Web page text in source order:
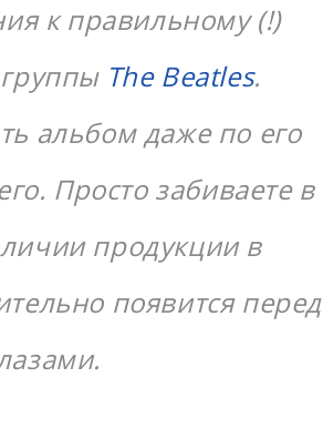
к правильному (!)
The Beatles.
альбом даже по его
Просто забиваете в
продукции в
появится перед